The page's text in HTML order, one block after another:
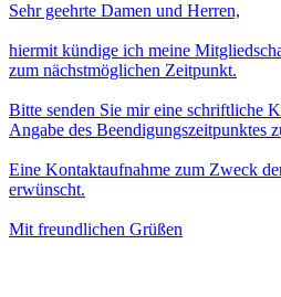
Sehr geehrte Damen und Herren,
hiermit kündige ich meine
zum nächstmöglichen Zeitpunkt.
Bitte senden Sie mir eine schriftliche
Angabe des Beendigungszeitpunktes
Eine Kontaktaufnahme zum Zweck
erwünscht.
Mit freundlichen Grüßen